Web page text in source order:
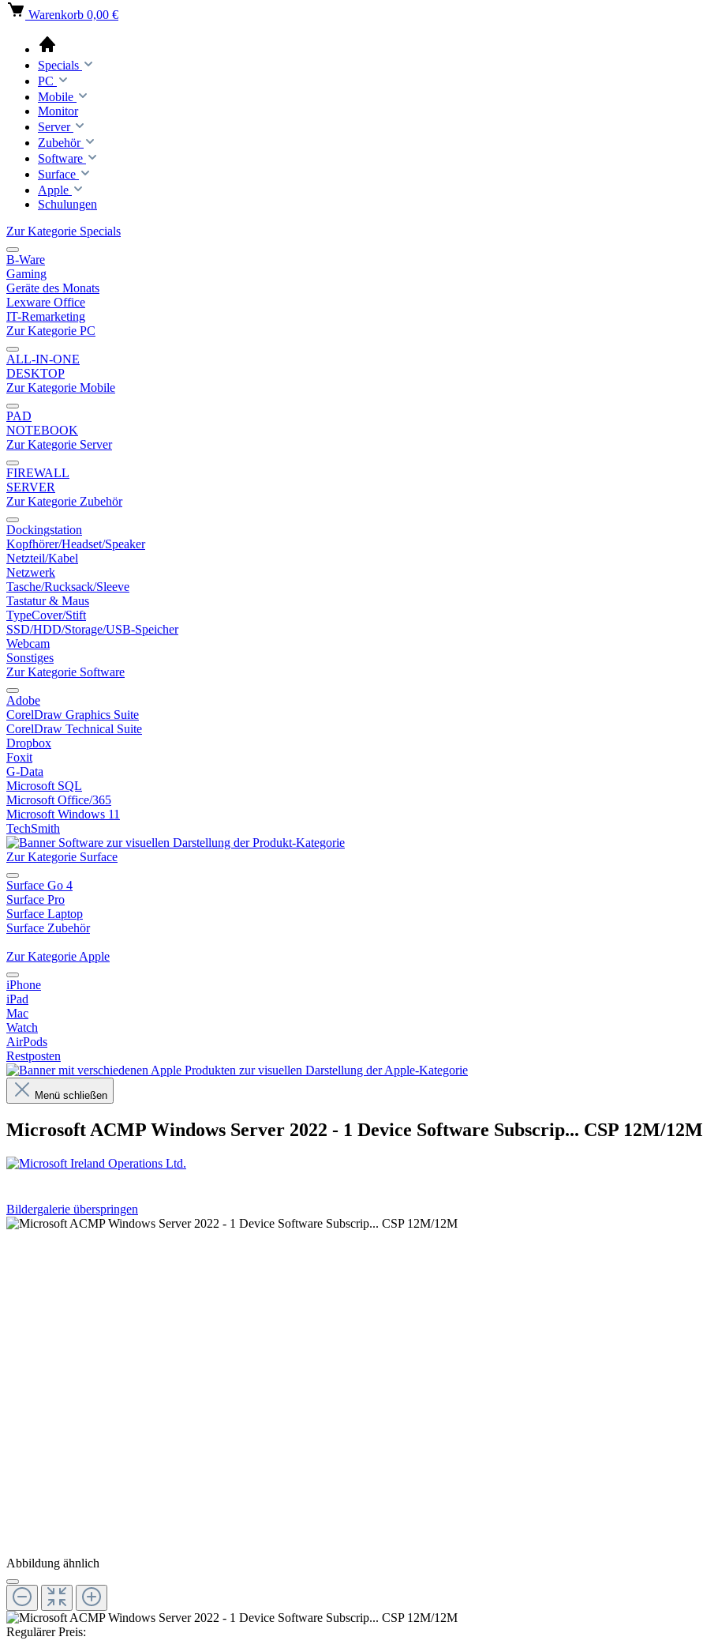
Warenkorb 0,00 €
Specials
PC
Mobile
Monitor
Server
Zubehör
Software
Surface
Apple
Schulungen
Zur Kategorie Specials
B-Ware
Gaming
Geräte des Monats
Lexware Office
IT-Remarketing
Zur Kategorie PC
ALL-IN-ONE
DESKTOP
Zur Kategorie Mobile
PAD
NOTEBOOK
Zur Kategorie Server
FIREWALL
SERVER
Zur Kategorie Zubehör
Dockingstation
Kopfhörer/Headset/Speaker
Netzteil/Kabel
Netzwerk
Tasche/Rucksack/Sleeve
Tastatur & Maus
TypeCover/Stift
SSD/HDD/Storage/USB-Speicher
Webcam
Sonstiges
Zur Kategorie Software
Adobe
CorelDraw Graphics Suite
CorelDraw Technical Suite
Dropbox
Foxit
G-Data
Microsoft SQL
Microsoft Office/365
Microsoft Windows 11
TechSmith
Zur Kategorie Surface
Surface Go 4
Surface Pro
Surface Laptop
Surface Zubehör
Zur Kategorie Apple
iPhone
iPad
Mac
Watch
AirPods
Restposten
Menü schließen
Microsoft ACMP Windows Server 2022 - 1 Device Software Subscrip... CSP 12M/12M
Bildergalerie überspringen
Abbildung ähnlich
Regulärer Preis: